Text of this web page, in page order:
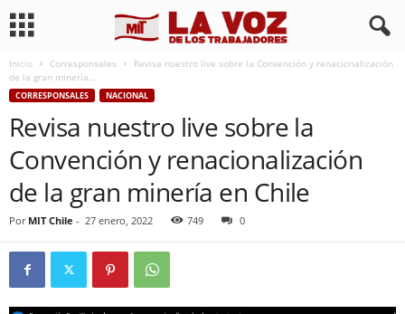
Inicio Corresponsales
Revisa nuestro live sobre la Convención y renacionalización
de la gran minería...
CORRESPONSALES NACIONAL
Revisa nuestro live sobre la
Convención y renacionalización
de la gran minería en Chile
Por MIT Chile - 27 enero, 2022 749 0